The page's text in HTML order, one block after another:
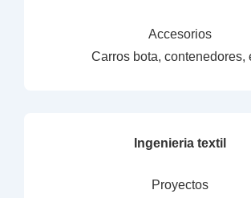
Accesorios
Carros bota, contenedores,
Ingenieria textil
Proyectos